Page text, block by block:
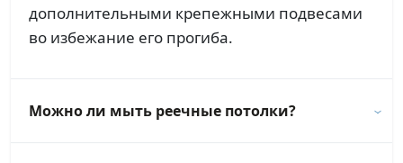
дополнительными крепежными подвесами
во избежание его прогиба.
Можно ли мыть реечные потолки?